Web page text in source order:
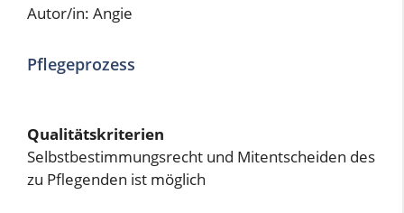
Autor/in: Angie
Pflegeprozess
Qualitätskriterien
Selbstbestimmungsrecht und Mitentscheiden des
zu Pflegenden ist möglich